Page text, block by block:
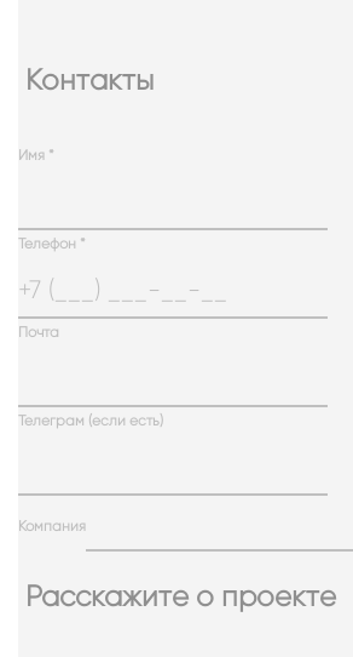
Контакты
Имя *
Телефон *
Почта
Телеграм (если есть)
Компания
Расскажите о проекте